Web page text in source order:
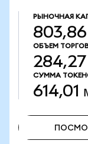
РЫНОЧНАЯ
803,86
ОБЪЕМ
СУММА
614,01